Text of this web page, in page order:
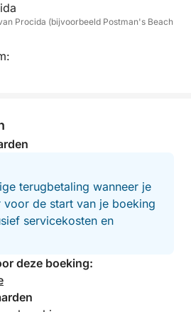
met toiletten, een
een stereo-installatie. Acht
de zee, geschiedenis en
Procida (bijvoorbeeld Postman's Beach
terugbetaling wanneer je
voor de start van je boeking
servicekosten en
deze boeking: